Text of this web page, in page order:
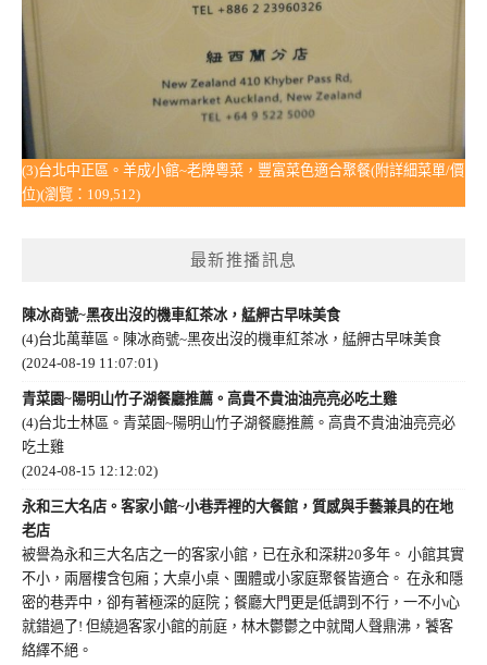
(3)台北中正區。羊成小館~老牌粵菜，豐富菜色適合聚餐(附詳細菜單/價
位)(瀏覽：109,512)
最新推播訊息
陳冰商號~黑夜出沒的機車紅茶冰，艋舺古早味美食
(4)台北萬華區。陳冰商號~黑夜出沒的機車紅茶冰，艋舺古早味美食
(2024-08-19 11:07:01)
青菜園~陽明山竹子湖餐廳推薦。高貴不貴油油亮亮必吃土雞
(4)台北士林區。青菜園~陽明山竹子湖餐廳推薦。高貴不貴油油亮亮必
吃土雞
(2024-08-15 12:12:02)
永和三大名店。客家小館~小巷弄裡的大餐館，質感與手藝兼具的在地
老店
被譽為永和三大名店之一的客家小館，已在永和深耕20多年。 小館其實
不小，兩層樓含包廂；大桌小桌、團體或小家庭聚餐皆適合。 在永和隱
密的巷弄中，卻有著極深的庭院；餐廳大門更是低調到不行，一不小心
就錯過了! 但繞過客家小館的前庭，林木鬱鬱之中就聞人聲鼎沸，饕客
絡繹不絕。